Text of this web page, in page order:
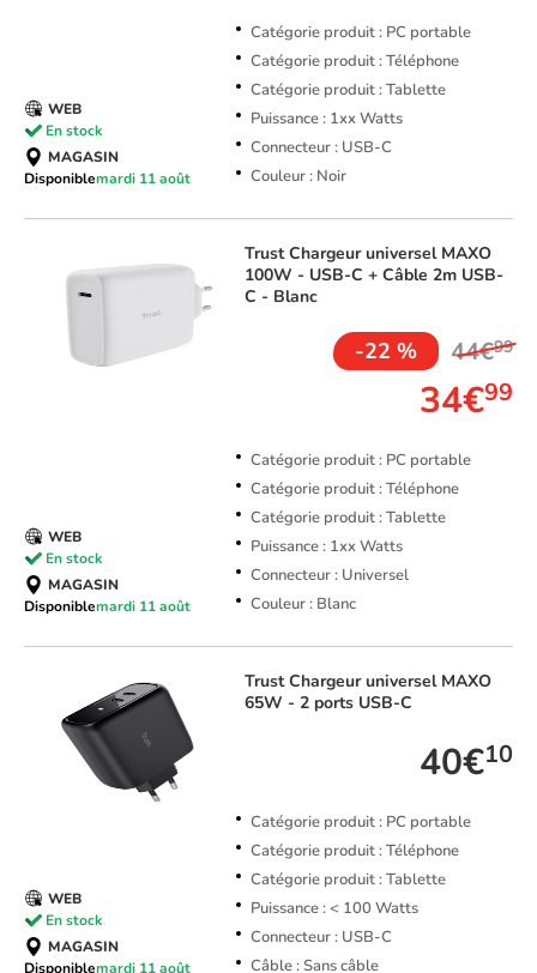
Catégorie produit : PC portable
Catégorie produit : Téléphone
Catégorie produit : Tablette
Puissance : 1xx Watts
Connecteur : USB-C
Couleur : Noir
WEB
En stock
MAGASIN
Disponiblemardi 11 août
TrustChargeur universel MAXO
100W - USB-C + Câble 2m USB-
C - Blanc
-22 % 44€99
34€99
Catégorie produit : PC portable
Catégorie produit : Téléphone
Catégorie produit : Tablette
Puissance : 1xx Watts
Connecteur : Universel
Couleur : Blanc
WEB
En stock
MAGASIN
Disponiblemardi 11 août
TrustChargeur universel MAXO
65W - 2 ports USB-C
40€10
Catégorie produit : PC portable
Catégorie produit : Téléphone
Catégorie produit : Tablette
Puissance : < 100 Watts
Connecteur : USB-C
Câble : Sans câble
WEB
En stock
MAGASIN
Disponiblemardi 11 août